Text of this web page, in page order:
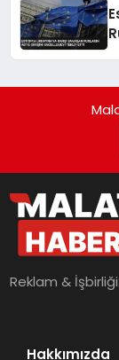
Reklam &
Hakkımızda